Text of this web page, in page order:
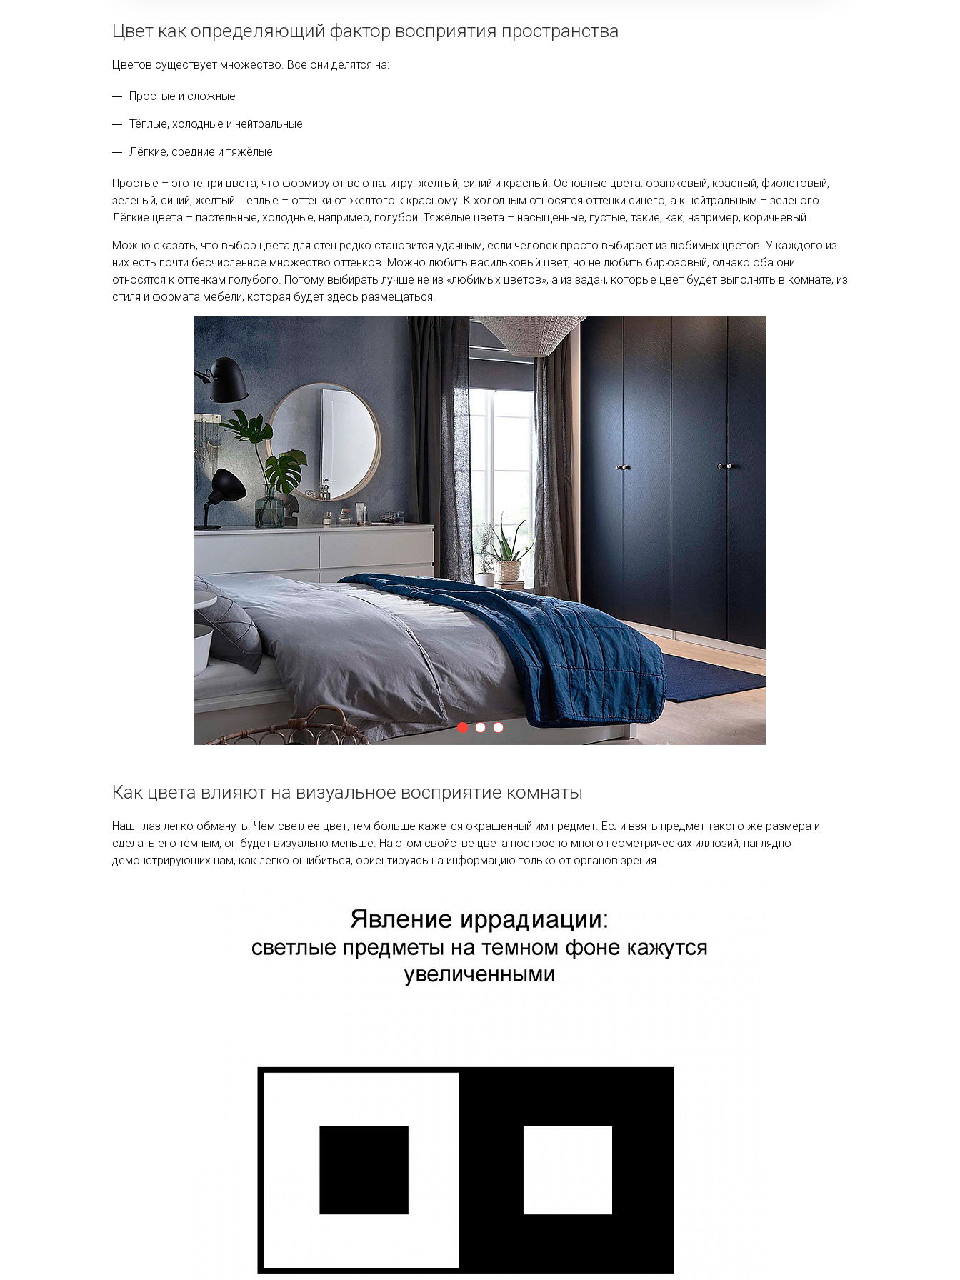
Цвет как определяющий фактор восприятия пространства
Цветов существует множество. Все они делятся на:
Простые и сложные
Тёплые, холодные и нейтральные
Лёгкие, средние и тяжёлые
Простые – это те три цвета, что формируют всю палитру: жёлтый, синий и красный. Основные цвета: оранжевый, красный, фиолетовый,
зелёный, синий, жёлтый. Тёплые – оттенки от жёлтого к красному. К холодным относятся оттенки синего, а к нейтральным – зелёного.
Лёгкие цвета – пастельные, холодные, например, голубой. Тяжёлые цвета – насыщенные, густые, такие, как, например, коричневый.
Можно сказать, что выбор цвета для стен редко становится удачным, если человек просто выбирает из любимых цветов. У каждого из
них есть почти бесчисленное множество оттенков. Можно любить васильковый цвет, но не любить бирюзовый, однако оба они
относятся к оттенкам голубого. Потому выбирать лучше не из «любимых цветов», а из задач, которые цвет будет выполнять в комнате, из
стиля и формата мебели, которая будет здесь размещаться.
Как цвета влияют на визуальное восприятие комнаты
Наш глаз легко обмануть. Чем светлее цвет, тем больше кажется окрашенный им предмет. Если взять предмет такого же размера и
сделать его тёмным, он будет визуально меньше. На этом свойстве цвета построено много геометрических иллюзий, наглядно
демонстрирующих нам, как легко ошибиться, ориентируясь на информацию только от органов зрения.